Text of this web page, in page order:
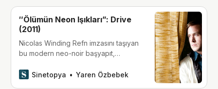
″Ölümün Neon Işıkları”: Drive
(2011)
Nicolas Winding Refn imzasını taşıyan
bu modern neo-noir başyapıt,
atmosferi ve Ryan Gosling’in
Sinetopya Yaren Özbebek